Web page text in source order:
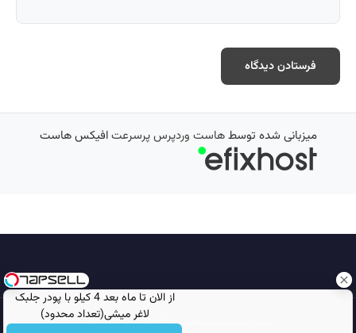
از الان تا ماه بعد 4 کیلو با پودر جلبک
لاغر میشی(تعداد محدود)
میزبانی شده توسطهاست وردپرس پرسرعتافیکس هاست
تمامی حقوق محفوظ است © 2026 مجله نورگرام